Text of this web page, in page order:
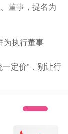
董事，提名为
为执行董事
定价”，别让行